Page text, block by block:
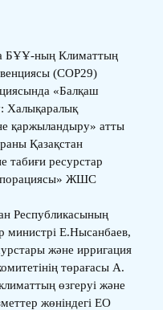
БҰҰ-ның Климаттың
(COP29)
«Балқаш
Халықаралық
қаржыландыру» атты
Қазақстан
табиғи ресурстар
ЖШС
Республикасының
министрі Е.Нысанбаев,
және ирригация
төрағасы А.
өзгеруі және
жөніндегі EО